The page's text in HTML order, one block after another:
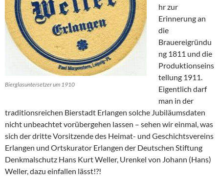
Bierglasuntersetzer um 1910
hr zur
Erinnerung an
die
Brauereigründu
ng 1811 und die
Produktionseins
tellung 1911.
Eigentlich darf
man in der
traditionsreichen Bierstadt Erlangen solche Jubiläumsdaten
nicht unbeachtet vorübergehen lassen – sehen wir einmal, was
sich der dritte Vorsitzende des Heimat- und Geschichtsvereins
Erlangen und Ortskurator Erlangen der Deutschen Stiftung
Denkmalschutz Hans Kurt Weller, Urenkel von Johann (Hans)
Weller, dazu einfallen lässt!?!